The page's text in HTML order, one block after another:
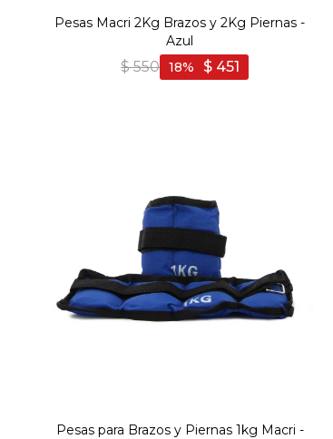
Pesas Macri 2Kg Brazos y 2Kg Piernas -
Azul
$ 550 $ 451
18
Pesas para Brazos y Piernas 1kg Macri -